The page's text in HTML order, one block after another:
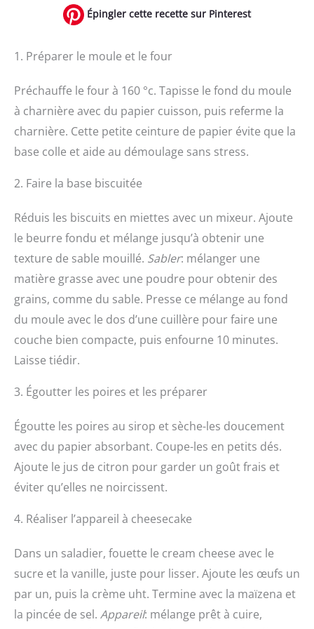
Épingler cette recette sur Pinterest
1. Préparer le moule et le four
Préchauffe le four à 160 °c. Tapisse le fond du moule
à charnière avec du papier cuisson, puis referme la
charnière. Cette petite ceinture de papier évite que la
base colle et aide au démoulage sans stress.
2. Faire la base biscuitée
Réduis les biscuits en miettes avec un mixeur. Ajoute
le beurre fondu et mélange jusqu’à obtenir une
texture de sable mouillé. Sabler: mélanger une
matière grasse avec une poudre pour obtenir des
grains, comme du sable. Presse ce mélange au fond
du moule avec le dos d’une cuillère pour faire une
couche bien compacte, puis enfourne 10 minutes.
Laisse tiédir.
3. Égoutter les poires et les préparer
Égoutte les poires au sirop et sèche-les doucement
avec du papier absorbant. Coupe-les en petits dés.
Ajoute le jus de citron pour garder un goût frais et
éviter qu’elles ne noircissent.
4. Réaliser l’appareil à cheesecake
Dans un saladier, fouette le cream cheese avec le
sucre et la vanille, juste pour lisser. Ajoute les œufs un
par un, puis la crème uht. Termine avec la maïzena et
la pincée de sel. Appareil: mélange prêt à cuire,